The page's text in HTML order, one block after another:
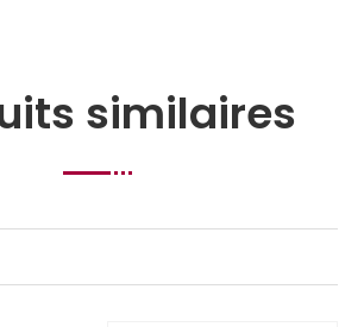
similaires